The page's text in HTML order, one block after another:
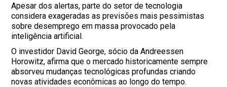
Apesar dos alertas, parte do setor de tecnologia
considera exageradas as previsões mais pessimistas
sobre desemprego em massa provocado pela
inteligência artificial.
O investidor David George, sócio da Andreessen
Horowitz, afirma que o mercado historicamente sempre
absorveu mudanças tecnológicas profundas criando
novas atividades econômicas ao longo do tempo.